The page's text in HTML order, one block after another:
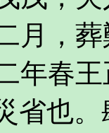
月，
年春
省也